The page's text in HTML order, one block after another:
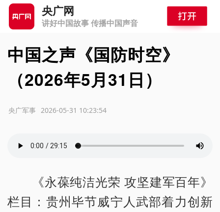
央广网
讲好中国故事 传播中国声音
中国之声《国防时空》
（2026年5月31日）
2026-05-31 10:23:54
央广军事
《永葆纯洁光荣 攻坚建军百年》
栏目：贵州毕节威宁人武部着力创新